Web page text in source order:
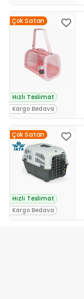
Çok Satan
Hızlı Teslimat
Kargo Bedava
Çok Satan
Hızlı Teslimat
Kargo Bedava